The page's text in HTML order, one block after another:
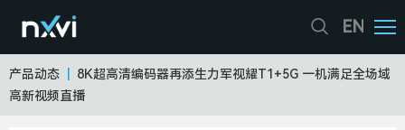
EN
产品动态
8K超高清编码器再添生力军视耀T1+5G 一机满足全场域
高新视频直播